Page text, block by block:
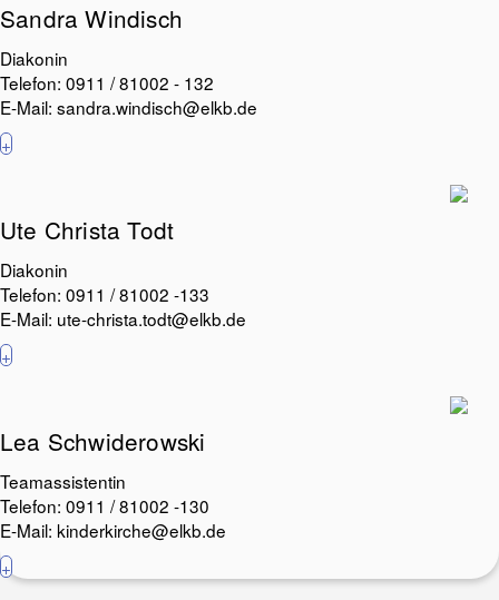
Sandra Windisch
Diakonin
Telefon: 0911 / 81002 - 132
E-Mail: sandra.windisch@elkb.de
+
Ute Christa Todt
Diakonin
Telefon: 0911 / 81002 -133
E-Mail: ute-christa.todt@elkb.de
+
Lea Schwiderowski
Teamassistentin
Telefon: 0911 / 81002 -130
E-Mail: kinderkirche@elkb.de
+